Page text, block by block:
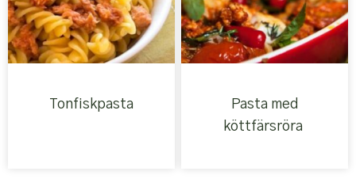
Tonfiskpasta
Pasta med
köttfärsröra